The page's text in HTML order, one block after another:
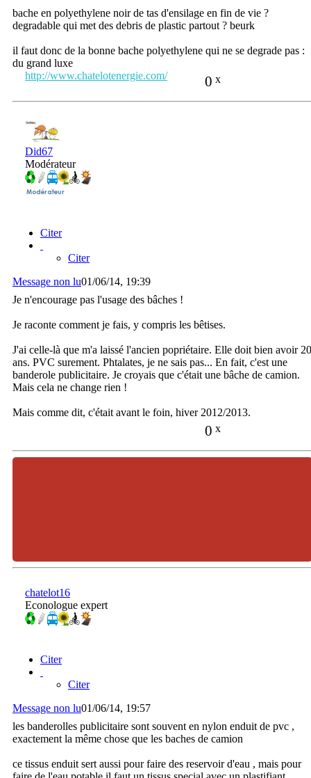
bache en polyethylene noir de tas d'ensilage en fin de vie ?
degradable qui met des debris de plastic partout ? beurk
il faut donc de la bonne bache polyethylene qui ne se degrade pas :
du grand luxe
0 x
http://www.chatelotenergie.com/
Did67
Modérateur
Citer
Citer
Message non lu01/06/14, 19:39
Je n'encourage pas l'usage des bâches !
Je raconte comment je fais, y compris les bêtises.
J'ai celle-là que m'a laissé l'ancien popriétaire. Elle doit bien avoir 20
ans. PVC surement. Phtalates, je ne sais pas... En fait, c'est une
banderole publicitaire. Je croyais que c'était une bâche de camion.
Mais cela ne change rien !
Mais comme dit, c'était avant le foin, hiver 2012/2013.
0 x
chatelot16
Econologue expert
Citer
Citer
Message non lu01/06/14, 19:57
les banderolles publicitaire sont souvent en nylon enduit de pvc ,
exactement la même chose que les baches de camion
ce tissus enduit sert aussi pour faire des reservoir d'eau , mais pour